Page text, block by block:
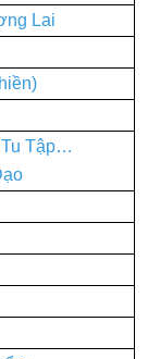
Lai
Tập…